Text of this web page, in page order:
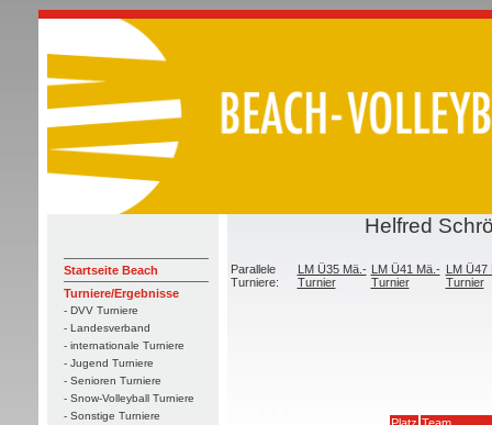
Startseite Beach
Turniere/Ergebnisse
- DVV Turniere
- Landesverband
- internationale Turniere
- Jugend Turniere
- Senioren Turniere
- Snow-Volleyball Turniere
- Sonstige Turniere
Helfred
Parallele
Turniere:
LM Ü35 Mä.-
Turnier
LM Ü41 Mä.-
Turnier
LM Ü47
Turnier